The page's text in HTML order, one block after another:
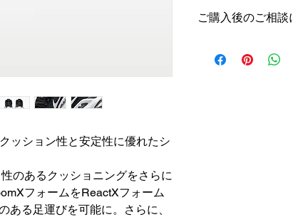
ッション性と安定性に優れたシ
のあるクッショニングをさらに
フォームをReactXフォーム
ある足運びを可能に。さらに、
ただし新品未使用品
ご購入後のご相談
以内の返信を心がけ